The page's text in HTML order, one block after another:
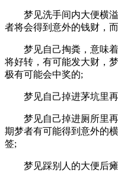
梦见洗手间内大便横溢
者将会得到意外的钱财，
梦见自己掏粪，意味着
将好转，有可能发大财，
极有可能会中奖的;
梦见自己掉进茅坑里再
梦见自己掉进厕所里再
期梦者有可能得到意外的
签;
梦见踩别人的大便后瘫